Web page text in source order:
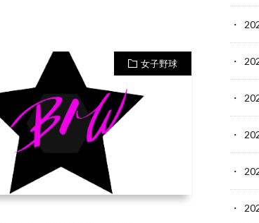
女子野球